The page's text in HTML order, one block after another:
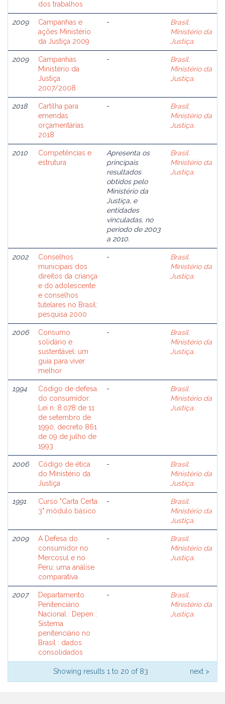
dos trabalhos
2009
Campanhas e
ações Ministério
da Justiça 2009
-
Brasil.
Ministério da
Justiça.
2009
Campanhas
Ministério da
Justiça
2007/2008
-
Brasil.
Ministério da
Justiça.
2018
Cartilha para
emendas
orçamentárias
2018
-
Brasil.
Ministério da
Justiça.
2010
Competências e
estrutura
Apresenta os
principais
resultados
obtidos pelo
Ministério da
Justiça, e
entidades
vinculadas, no
periodo de 2003
a 2010.
Brasil.
Ministério da
Justiça.
2002
Conselhos
municipais dos
direitos da criança
e do adolescente
e conselhos
tutelares no Brasil:
pesquisa 2000
-
Brasil.
Ministério da
Justiça.
2006
Consumo
solidário e
sustentável: um
guia para viver
melhor
-
Brasil.
Ministério da
Justiça.
1994
Código de defesa
do consumidor:
Lei n. 8.078 de 11
de setembro de
1990, decreto 861
de 09 de julho de
1993
-
Brasil.
Ministério da
Justiça.
2006
Código de ética
do Ministério da
Justiça
-
Brasil.
Ministério da
Justiça.
1991
Curso "Carta Certa
3" módulo básico
-
Brasil.
Ministério da
Justiça.
2009
A Defesa do
consumidor no
Mercosul e no
Peru: uma análise
comparativa
-
Brasil.
Ministério da
Justiça.
2007
Departamento
Penitenciário
Nacional : Depen :
Sistema
penitenciário no
Brasil : dados
consolidados
-
Brasil.
Ministério da
Justiça.
Showing results 1 to 20 of 83 next >